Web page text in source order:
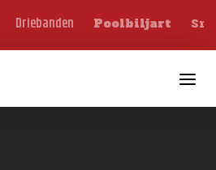
Driebanden Poolbiljart